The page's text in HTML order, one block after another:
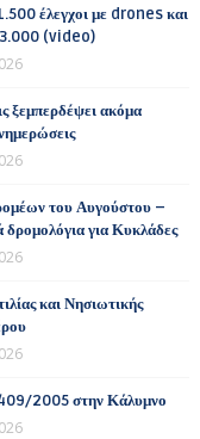
έλεγχοι με drones και
(video)
ξεμπερδέψει ακόμα
του Αυγούστου –
για Κυκλάδες
και Νησιωτικής
2005 στην Κάλυμνο